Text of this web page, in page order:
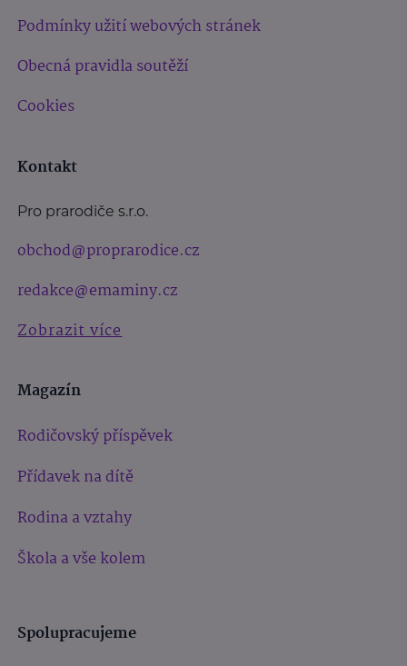
Podmínky užití webových stránek
Obecná pravidla soutěží
Cookies
Kontakt
Pro prarodiče s.r.o.
obchod@proprarodice.cz
redakce@emaminy.cz
Zobrazit více
Magazín
Rodičovský příspěvek
Přídavek na dítě
Rodina a vztahy
Škola a vše kolem
Spolupracujeme